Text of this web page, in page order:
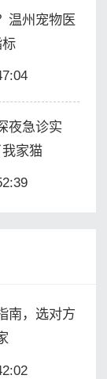
温州宠物医
夜急诊实
家猫
南，选对方